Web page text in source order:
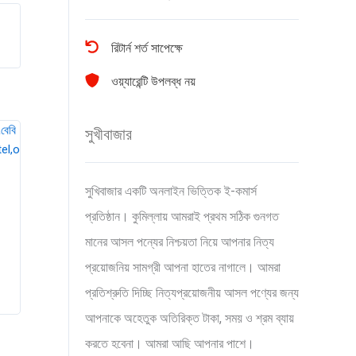
রিটার্ন শর্ত সাপেক্ষে
ওয়্যারেন্টি উপলব্ধ নয়
সুখীবাজার
সুখিবাজার একটি অনলাইন ভিত্তিক ই-কমার্স
প্রতিষ্ঠান। কুমিল্লায় আমরাই প্রথম সঠিক গুনগত
মানের আসল পন্যের নিশ্চয়তা নিয়ে আপনার নিত্য
প্রয়োজনিয় সামগ্রী আপনা হাতের নাগালে। আমরা
প্রতিশ্রুতি দিচ্ছি নিত্যপ্রয়োজনীয় আসল পণ্যের জন্য
আপনাকে অহেতুক অতিরিক্ত টাকা, সময় ও শ্রম ব্যায়
করতে হবেনা। আমরা আছি আপনার পাশে।